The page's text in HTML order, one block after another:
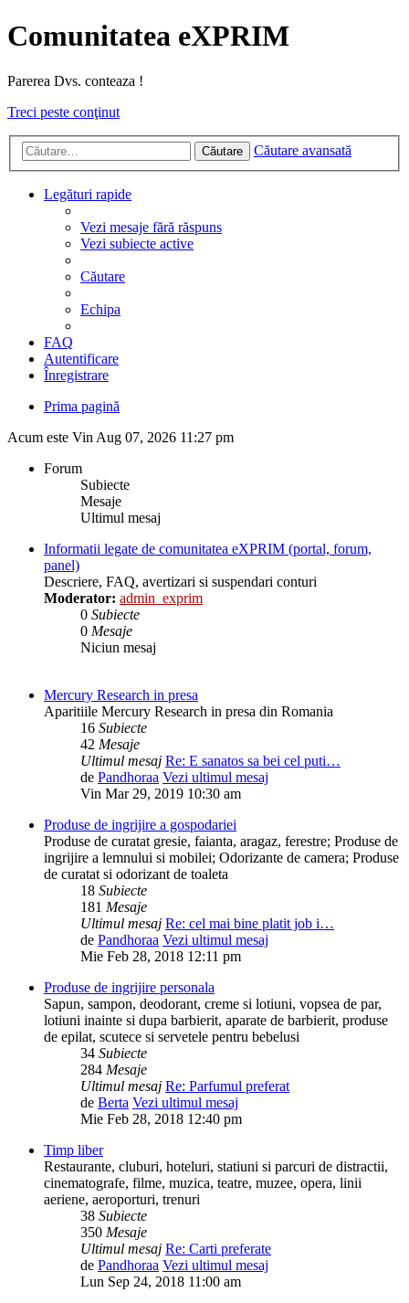
Comunitatea eXPRIM
Parerea Dvs. conteaza !
Treci peste conţinut
Căutare Căutare avansată
Legături rapide
Vezi mesaje fără răspuns
Vezi subiecte active
Căutare
Echipa
FAQ
Autentificare
Înregistrare
Prima pagină
Acum este Vin Aug 07, 2026 11:27 pm
Forum
Subiecte
Mesaje
Ultimul mesaj
Informatii legate de comunitatea eXPRIM (portal, forum,
panel)
Descriere, FAQ, avertizari si suspendari conturi
Moderator: admin_exprim
0 Subiecte
0 Mesaje
Niciun mesaj
Mercury Research in presa
Aparitiile Mercury Research in presa din Romania
16 Subiecte
42 Mesaje
Ultimul mesaj Re: E sanatos sa bei cel puti…
de Pandhoraa Vezi ultimul mesaj
Vin Mar 29, 2019 10:30 am
Produse de ingrijire a gospodariei
Produse de curatat gresie, faianta, aragaz, ferestre; Produse de
ingrijire a lemnului si mobilei; Odorizante de camera; Produse
de curatat si odorizant de toaleta
18 Subiecte
181 Mesaje
Ultimul mesaj Re: cel mai bine platit job i…
de Pandhoraa Vezi ultimul mesaj
Mie Feb 28, 2018 12:11 pm
Produse de ingrijire personala
Sapun, sampon, deodorant, creme si lotiuni, vopsea de par,
lotiuni inainte si dupa barbierit, aparate de barbierit, produse
de epilat, scutece si servetele pentru bebelusi
34 Subiecte
284 Mesaje
Ultimul mesaj Re: Parfumul preferat
de Berta Vezi ultimul mesaj
Mie Feb 28, 2018 12:40 pm
Timp liber
Restaurante, cluburi, hoteluri, statiuni si parcuri de distractii,
cinematografe, filme, muzica, teatre, muzee, opera, linii
aeriene, aeroporturi, trenuri
38 Subiecte
350 Mesaje
Ultimul mesaj Re: Carti preferate
de Pandhoraa Vezi ultimul mesaj
Lun Sep 24, 2018 11:00 am